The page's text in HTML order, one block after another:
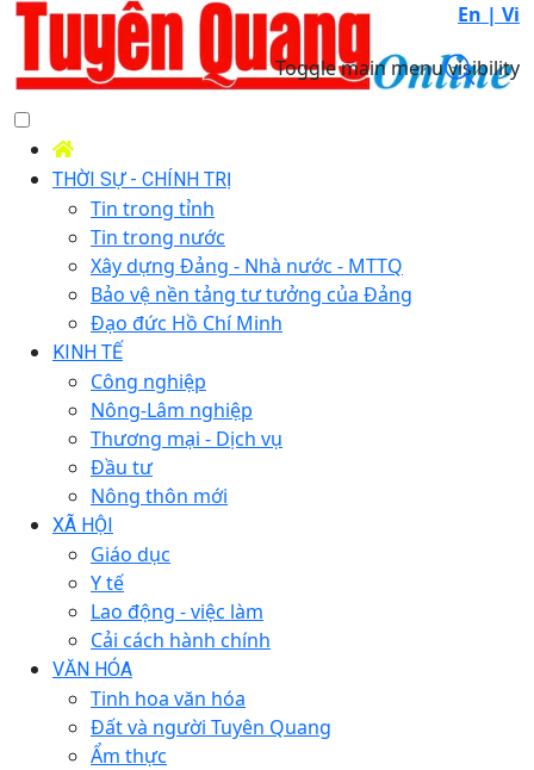
En | Vi
Toggle main menu visibility
THỜI SỰ - CHÍNH TRỊ
Tin trong tỉnh
Tin trong nước
Xây dựng Đảng - Nhà nước - MTTQ
Bảo vệ nền tảng tư tưởng của Đảng
Đạo đức Hồ Chí Minh
KINH TẾ
Công nghiệp
Nông-Lâm nghiệp
Thương mại - Dịch vụ
Đầu tư
Nông thôn mới
XÃ HỘI
Giáo dục
Y tế
Lao động - việc làm
Cải cách hành chính
VĂN HÓA
Tinh hoa văn hóa
Đất và người Tuyên Quang
Ẩm thực